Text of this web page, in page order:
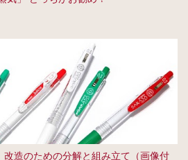
改造のための分解と組み立て（画像付